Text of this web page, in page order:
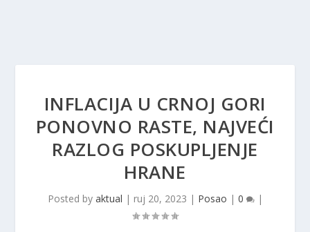
INFLACIJA U CRNOJ GORI
PONOVNO RASTE, NAJVEĆI
RAZLOG POSKUPLJENJE
HRANE
Posted by aktual | ruj 20, 2023 | Posao | 0 |